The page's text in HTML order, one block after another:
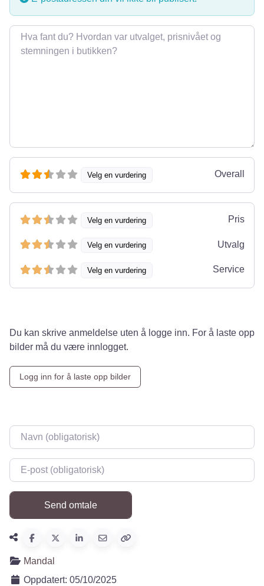
Omtale
Velg en vurdering Overall
Velg en vurdering Pris
Velg en vurdering Utvalg
Velg en vurdering Service
Du kan skrive anmeldelse uten å logge inn. For å laste opp
bilder må du være innlogget.
Logg inn for å laste opp bilder
Navn
E-post
Mandal
Oppdatert: 05/10/2025